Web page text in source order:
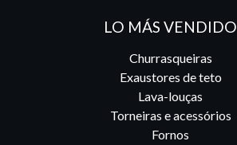
LO MÁS VENDIDO
Churrasqueiras
Exaustores de teto
Lava-louças
Torneiras e acessórios
Fornos